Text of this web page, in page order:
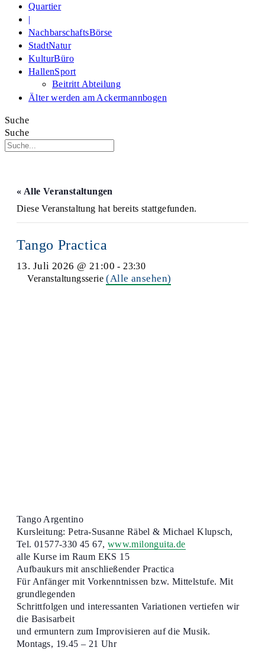
Quartier
|
NachbarschaftsBörse
StadtNatur
KulturBüro
HallenSport
Beitritt Abteilung
Älter werden am Ackermannbogen
Suche
Suche
« Alle Veranstaltungen
Diese Veranstaltung hat bereits stattgefunden.
Tango Practica
13. Juli 2026 @ 21:00 - 23:30
Veranstaltungsserie(Alle ansehen)
Tango Argentino
Kursleitung: Petra-Susanne Räbel & Michael Klupsch,
Tel. 01577-330 45 67, www.milonguita.de
alle Kurse im Raum EKS 15
Aufbaukurs mit anschließender Practica
Für Anfänger mit Vorkenntnissen bzw. Mittelstufe. Mit
grundlegenden
Schrittfolgen und interessanten Variationen vertiefen wir
die Basisarbeit
und ermuntern zum Improvisieren auf die Musik.
Montags, 19.45 – 21 Uhr